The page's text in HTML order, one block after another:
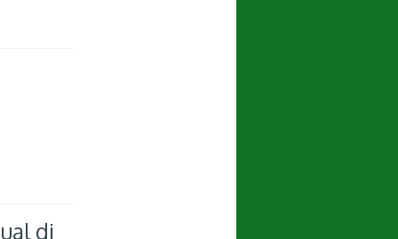
di